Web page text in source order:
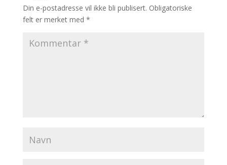
Din e-postadresse vil ikke bli publisert. Obligatoriske
felt er merket med *